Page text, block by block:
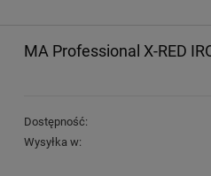
MA Professional X-RED
Dostępność:
Wysyłka w: